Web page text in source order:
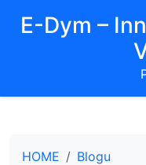
E-Dym –
HOME
Blogu